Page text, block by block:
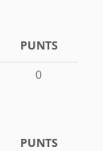
PUNTS
0
PUNTS